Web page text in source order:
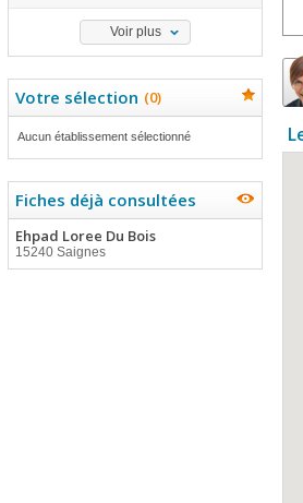
Voir plus
Votre sélection (0)
Aucun établissement sélectionné
Fiches déjà consultées
Ehpad Loree Du Bois
15240 Saignes